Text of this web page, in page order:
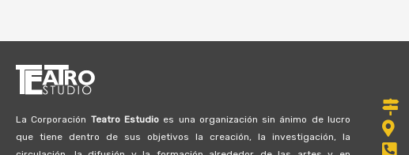
La Corporación Teatro Estudioes una organización sin ánimo de lucro
que tiene dentro de sus objetivos la creación, la investigación, la